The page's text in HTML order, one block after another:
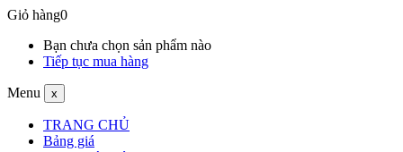
Giỏ hàng0
Bạn chưa chọn sản phẩm nào
Tiếp tục mua hàng
Menu x
TRANG CHỦ
Bảng giá